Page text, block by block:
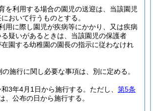
を利用する場合の園児の送迎は、当該園児
おいて行うものとする。
用に際し園児が疾病等にかかり、又は疾病
疑いがあるときは、当該園児の保護者
園する幼稚園の園長の指示に従わなけれ
の施行に関し必要な事項は、別に定める。
3年4月1日から施行する。 ただし、 第5条
、公布の日から施行する。